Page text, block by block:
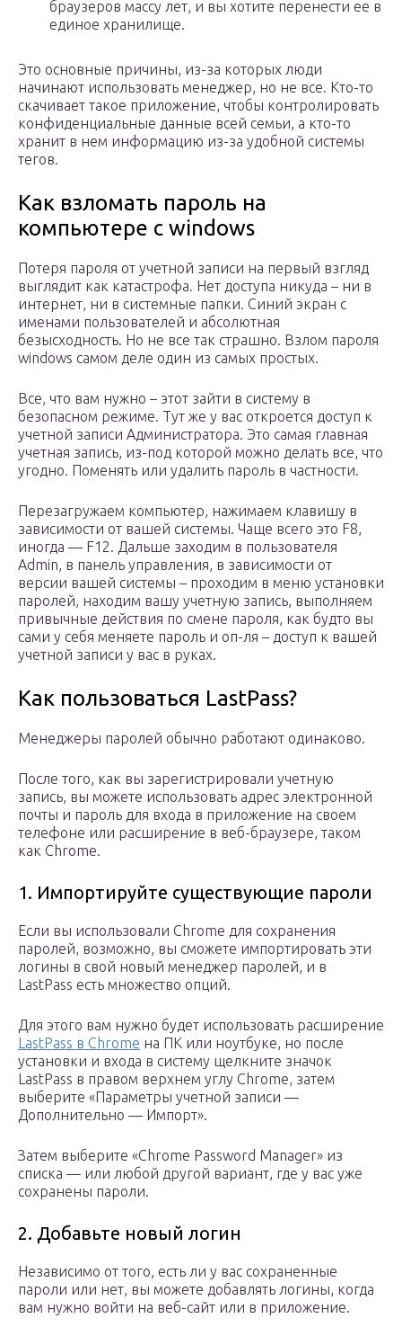
браузеров массу лет, и вы хотите перенести ее в
единое хранилище.
Это основные причины, из-за которых люди
начинают использовать менеджер, но не все. Кто-то
скачивает такое приложение, чтобы контролировать
конфиденциальные данные всей семьи, а кто-то
хранит в нем информацию из-за удобной системы
тегов.
Как взломать пароль на
компьютере с windows
Потеря пароля от учетной записи на первый взгляд
выглядит как катастрофа. Нет доступа никуда – ни в
интернет, ни в системные папки. Синий экран с
именами пользователей и абсолютная
безысходность. Но не все так страшно. Взлом пароля
windows самом деле один из самых простых.
Все, что вам нужно – этот зайти в систему в
безопасном режиме. Тут же у вас откроется доступ к
учетной записи Администратора. Это самая главная
учетная запись, из-под которой можно делать все, что
угодно. Поменять или удалить пароль в частности.
Перезагружаем компьютер, нажимаем клавишу в
зависимости от вашей системы. Чаще всего это F8,
иногда — F12. Дальше заходим в пользователя
Admin, в панель управления, в зависимости от
версии вашей системы – проходим в меню установки
паролей, находим вашу учетную запись, выполняем
привычные действия по смене пароля, как будто вы
сами у себя меняете пароль и оп-ля – доступ к вашей
учетной записи у вас в руках.
Как пользоваться LastPass?
Менеджеры паролей обычно работают одинаково.
После того, как вы зарегистрировали учетную
запись, вы можете использовать адрес электронной
почты и пароль для входа в приложение на своем
телефоне или расширение в веб-браузере, таком
как Chrome.
1. Импортируйте существующие пароли
Если вы использовали Chrome для сохранения
паролей, возможно, вы сможете импортировать эти
логины в свой новый менеджер паролей, и в
LastPass есть множество опций.
Для этого вам нужно будет использовать расширение
LastPass в Chrome на ПК или ноутбуке, но после
установки и входа в систему щелкните значок
LastPass в правом верхнем углу Chrome, затем
выберите «Параметры учетной записи —
Дополнительно — Импорт».
Затем выберите «Chrome Password Manager» из
списка — или любой другой вариант, где у вас уже
сохранены пароли.
2. Добавьте новый логин
Независимо от того, есть ли у вас сохраненные
пароли или нет, вы можете добавлять логины, когда
вам нужно войти на веб-сайт или в приложение.